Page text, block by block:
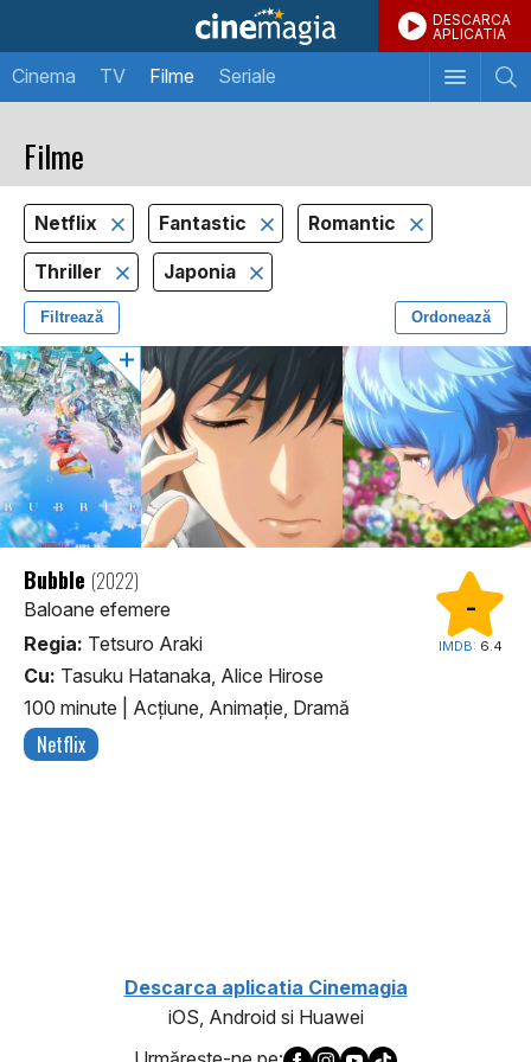
DESCARCA
APLICATIA
Cinema TV Filme Seriale
Filme
Netflix Fantastic Romantic
Thriller Japonia
Filtrează Ordonează
-
IMDB: 6.4
Bubble (2022)
Baloane efemere
Regia: Tetsuro Araki
Cu: Tasuku Hatanaka, Alice Hirose
100 minute
Acţiune, Animaţie, Dramă
Netflix
Descarca aplicatia Cinemagia
iOS, Android si Huawei